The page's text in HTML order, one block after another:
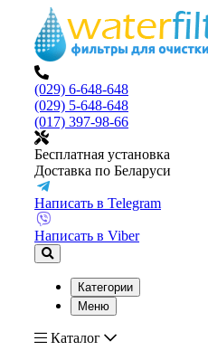
(029) 6-648-648
(029) 5-648-648
(017) 397-98-66
Бесплатная установка
Доставка по Беларуси
Написать в Telegram
Написать в Viber
Категории
Меню
Каталог